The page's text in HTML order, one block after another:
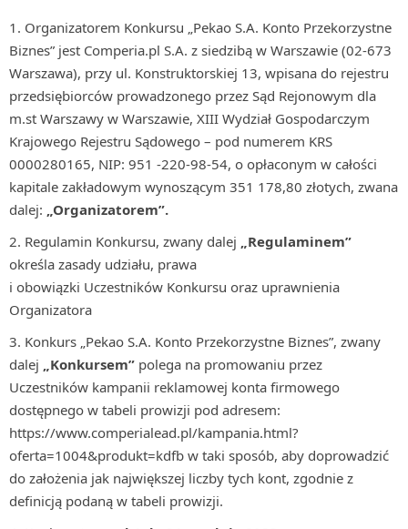
Organizatorem Konkursu „Pekao S.A. Konto Przekorzystne
Biznes” jest Comperia.pl S.A. z siedzibą w Warszawie (02-673
Warszawa), przy ul. Konstruktorskiej 13, wpisana do rejestru
przedsiębiorców prowadzonego przez Sąd Rejonowym dla
m.st Warszawy w Warszawie, XIII Wydział Gospodarczym
Krajowego Rejestru Sądowego – pod numerem KRS
0000280165, NIP: 951 -220-98-54, o opłaconym w całości
kapitale zakładowym wynoszącym 351 178,80 złotych, zwana
dalej: „Organizatorem”.
Regulamin Konkursu, zwany dalej „Regulaminem”
określa zasady udziału, prawa
i obowiązki Uczestników Konkursu oraz uprawnienia
Organizatora
Konkurs „Pekao S.A. Konto Przekorzystne Biznes”, zwany
dalej „Konkursem” polega na promowaniu przez
Uczestników kampanii reklamowej konta firmowego
dostępnego w tabeli prowizji pod adresem:
https://www.comperialead.pl/kampania.html?
oferta=1004&produkt=kdfb w taki sposób, aby doprowadzić
do założenia jak największej liczby tych kont, zgodnie z
definicją podaną w tabeli prowizji.